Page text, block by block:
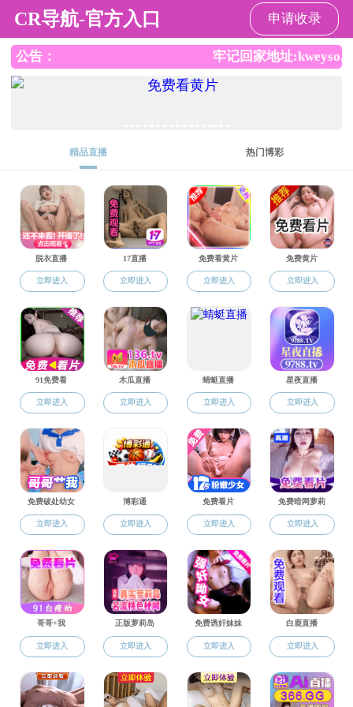
暗网禁区
当前位置：暗网禁区>学科建设 >学科概况>正文
学科建设
学科概况
科研机构
科研成果
学科概况
音乐与舞蹈学
音乐与舞蹈学